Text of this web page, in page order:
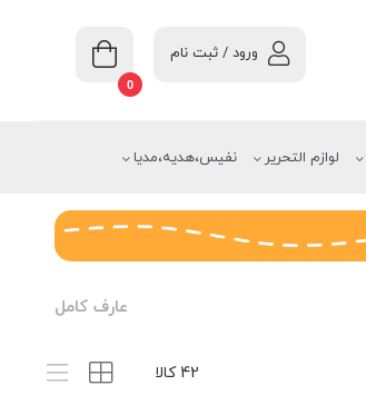
0
ورود / ثبت نام
لوازم التحریر نفیس،هدیه،مدیا
عارف کامل
42 کالا